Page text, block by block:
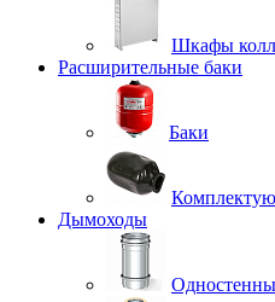
Шкафы
Расширительные баки
Баки
Дымоходы